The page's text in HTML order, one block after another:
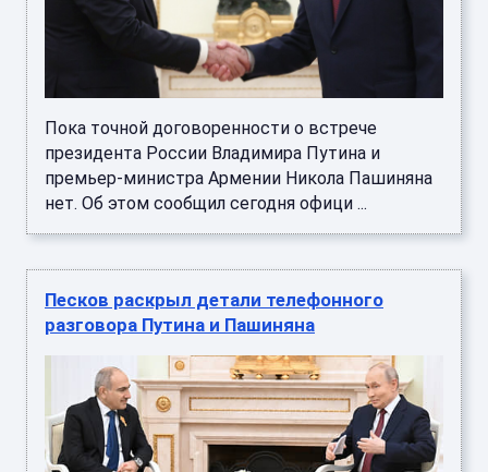
Пока точной договоренности о встрече
президента России Владимира Путина и
премьер-министра Армении Никола Пашиняна
нет. Об этом сообщил сегодня офици ...
Песков раскрыл детали телефонного
разговора Путина и Пашиняна